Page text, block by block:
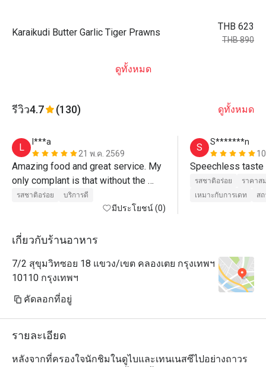
Karaikudi Butter Garlic Tiger Prawns
THB 623
THB 890
ดูทั้งหมด
รีวิว4.7 (130) ดูทั้งหมด
L
l***a
21 พ.ค. 2569
Amazing food and great service. My
only complant is that without the
eatigo discount, it's r
รสชาติอร่อย บริการดี
มีประโยชน์ (0)
S
S*******n
Speechless taste
รสชาติอร่อย
ราคาส
เหมาะกับการเดท
ส
เกี่ยวกับร้านอาหาร
7/2 สุขุมวิทซอย 18 แขวง/เขต คลองเตย กรุงเทพฯ
10110 กรุงเทพฯ
คัดลอกที่อยู่
รายละเอียด
หลังจากที่ครองใจนักชิมในดูไบและเทนเนสซีไปอย่างถาวร